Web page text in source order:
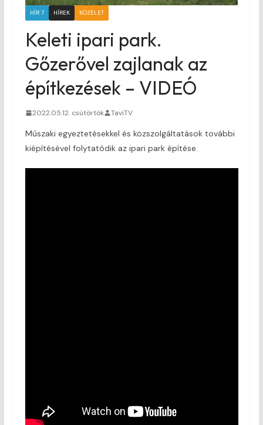
HÍR 7 HÍREK KÖZÉLET
Keleti ipari park.
Gőzerővel zajlanak az
építkezések – VIDEÓ
2022.05.12. csütörtök TaviTV
Műszaki egyeztetésekkel és közszolgáltatások további
kiépítésével folytatódik az ipari park építése.